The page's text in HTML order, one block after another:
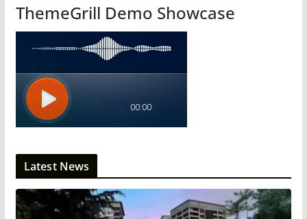
ThemeGrill Demo Showcase
Latest News